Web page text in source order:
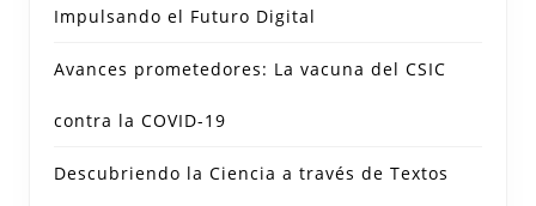
Impulsando el Futuro Digital
Avances prometedores: La vacuna del CSIC
contra la COVID-19
Descubriendo la Ciencia a través de Textos